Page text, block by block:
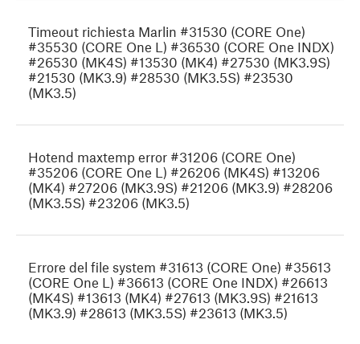
Timeout richiesta Marlin #31530 (CORE One)
#35530 (CORE One L) #36530 (CORE One INDX)
#26530 (MK4S) #13530 (MK4) #27530 (MK3.9S)
#21530 (MK3.9) #28530 (MK3.5S) #23530
(MK3.5)
Hotend maxtemp error #31206 (CORE One)
#35206 (CORE One L) #26206 (MK4S) #13206
(MK4) #27206 (MK3.9S) #21206 (MK3.9) #28206
(MK3.5S) #23206 (MK3.5)
Errore del file system #31613 (CORE One) #35613
(CORE One L) #36613 (CORE One INDX) #26613
(MK4S) #13613 (MK4) #27613 (MK3.9S) #21613
(MK3.9) #28613 (MK3.5S) #23613 (MK3.5)